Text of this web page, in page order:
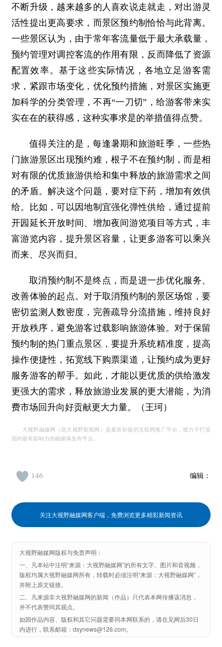
不断升级，越来越多的人喜欢说走就走，对出游灵
活性提出更高要求，而景区预约制恰恰与此背离。
一些景区认为，由于常年客流量低于最大承载量，
预约管理对调控客流的作用有限，反而降低了资源
配置效率。基于这些实际情况，各地立足游客需
求，紧跟市场变化，优化预约措施，对景区实施更
加科学的分类管理，不再“一刀切”，给游客带来实
实在在的获得感，这种实事求是的举措值得点赞。
值得关注的是，每逢暑期和旅游旺季，一些热
门旅游景区出现预约难，根子不在预约制，而是相
对有限的优质旅游供给和集中释放的旅游需求之间
的矛盾。解决这个问题，要对症下药，增加有效供
给。比如，可以因地制宜强化弹性供给，通过提前
开园延长开放时间、增加夜间游览项目等方式，丰
富游览内容，提升景区容量，让更多游客可以乘兴
而来、尽兴而归。
取消预约制不是终点，而是进一步优化服务、
改善体验的起点。对于取消预约制的景区场馆，要
密切监测人数密度，完善疏导分流措施，维持良好
开放秩序，避免游客过载影响旅游体验。对于保留
预约制的热门重点景区，要提升系统精准度，提高
操作便捷性，拓宽线下购票渠道，让预约成为更好
服务游客的帮手。如此，才能以更优质的供给激发
更强大的需求，释放旅游业发展的更大潜能，为消
费市场回升向好贡献更大力量。（王珂）
大视野融媒网（原大视野新闻网）是最富价值的互联网推广平台，致力于打造
国内最有影响力的融媒体发布平台。
编辑：
146
关注大视野融媒网客户端，免费浏览更多精彩新闻资讯
大视野融媒网版权与免责声明：
一、凡本站中注明“来源：大视野融媒网”的所有文字、图片和音视频，
版权均属大视野融媒网所有，转载时必须注明“来源：大视野融媒网”，
并附上原文链接。
二、凡来源非大视野融媒网的新闻（作品）只代表本网传播该消息，
并不代表赞同其观点。
如因作品内容、版权和其它问题需要同本网联系的，请在见网后30日
内进行，联系邮箱：dsynews@126.com。